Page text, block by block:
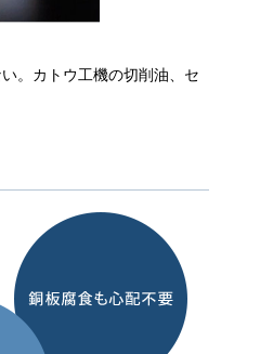
。カトウ工機の切削油、セ